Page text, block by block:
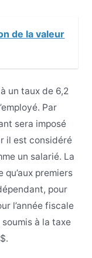
de la valeur
un taux de 6,2
Par
sera imposé
il est considéré
un salarié. La
qu’aux premiers
pour
l’année fiscale
à la taxe